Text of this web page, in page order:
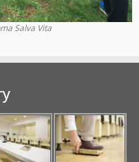
Salva Vita